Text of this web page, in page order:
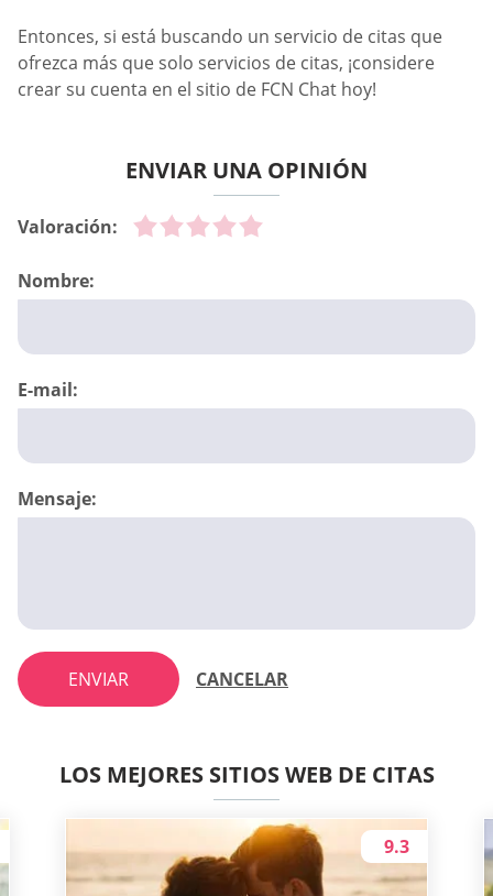
Entonces, si está buscando un servicio de citas que
ofrezca más que solo servicios de citas, ¡considere
crear su cuenta en el sitio de FCN Chat hoy!
ENVIAR UNA OPINIÓN
Valoración:
Nombre:
E-mail:
Mensaje:
ENVIAR CANCELAR
LOS MEJORES SITIOS WEB DE CITAS
9.3